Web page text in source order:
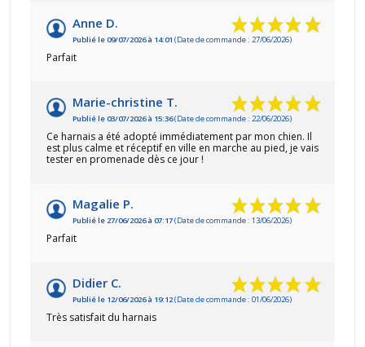
Anne D.
Publié le 09/07/2026 à 14:01 (Date de commande : 27/06/2026)
Parfait
Marie-christine T.
Publié le 03/07/2026 à 15:36(Date de commande : 22/06/2026)
Ce harnais a été adopté immédiatement par mon chien. Il
est plus calme et réceptif en ville en marche au pied, je vais
tester en promenade dès ce jour !
Magalie P.
Publié le 27/06/2026 à 07:17(Date de commande : 13/06/2026)
Parfait
Didier C.
Publié le 12/06/2026 à 19:12(Date de commande : 01/06/2026)
Très satisfait du harnais